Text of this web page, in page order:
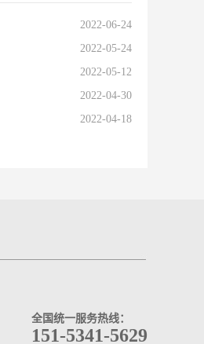
2022-06-24
2022-05-24
2022-05-12
2022-04-30
2022-04-18
全国统一服务热线：
151-5341-5629